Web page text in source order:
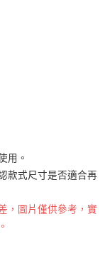
用。
款式尺寸是否適合再
，圖片僅供參考，實